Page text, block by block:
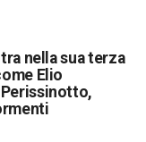
nella sua terza
Elio
Perissinotto,